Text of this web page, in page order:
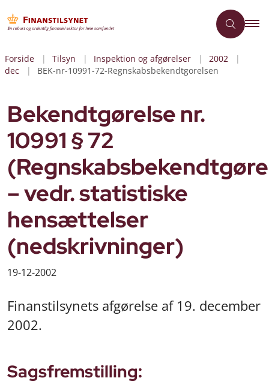
Forside Tilsyn Inspektion og afgørelser
2002
dec
BEK-nr-10991-72-Regnskabsbekendtgorelsen
Bekendtgørelse nr.
10991 § 72
– vedr. statistiske
hensættelser
(nedskrivninger)
19-12-2002
Finanstilsynets afgørelse af 19. december
2002.
Sagsfremstilling: